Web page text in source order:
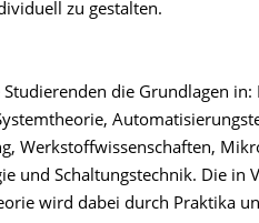
zu gestalten.
die Grundlagen in:
Werkstoffwissenschaften,
und Schaltungstechnik. Die in
wird dabei durch Praktika